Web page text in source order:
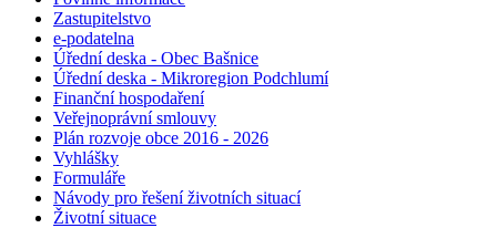
Zastupitelstvo
e-podatelna
Úřední deska - Obec Bašnice
Úřední deska - Mikroregion Podchlumí
Finanční hospodaření
Veřejnoprávní smlouvy
Plán rozvoje obce 2016 - 2026
Vyhlášky
Formuláře
Návody pro řešení životních situací
Životní situace